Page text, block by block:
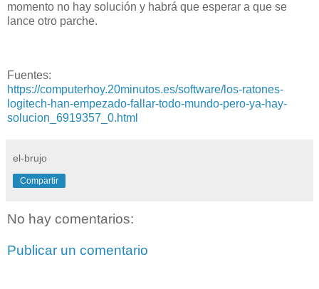
momento no hay solución y habrá que esperar a que se
lance otro parche.
Fuentes:
https://computerhoy.20minutos.es/software/los-ratones-
logitech-han-empezado-fallar-todo-mundo-pero-ya-hay-
solucion_6919357_0.html
el-brujo
Compartir
No hay comentarios:
Publicar un comentario